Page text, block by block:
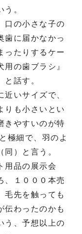
。
口の小さな子の
歯に届かなかっ
ったりするケー
の歯ブラシ』
話す。
いサイズで、
りも小さいとい
きやすいのが特
極細で、羽のよ
同）と言う。
用品の展示会
、１０００本売
毛先を触っても
伝わったのかも
う、予想以上の